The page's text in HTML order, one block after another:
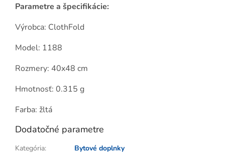
Parametre a špecifikácie:
Výrobca: ClothFold
Model: 1188
Rozmery: 40x48 cm
Hmotnosť: 0.315 g
Farba: žltá
Dodatočné parametre
Kategória:
Bytové doplnky